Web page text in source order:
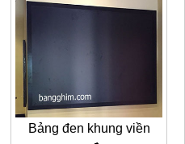
Bảng đen khung viền